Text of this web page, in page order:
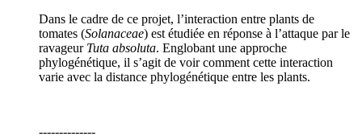
Dans le cadre de ce projet, l’interaction entre plants de
tomates (Solanaceae) est étudiée en réponse à l’attaque par le
ravageur Tuta absoluta. Englobant une approche
phylogénétique, il s’agit de voir comment cette interaction
varie avec la distance phylogénétique entre les plants.
--------------